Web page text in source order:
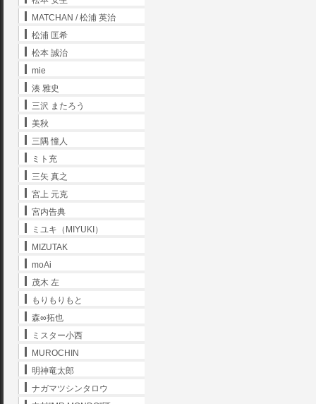
MATCHAN / 松浦 英治
松浦 匡希
松本 誠治
mie
湊 雅史
三沢 またろう
美秋
三隅 憧人
ミト充
三矢 真之
宮上 元克
宮内告典
ミユキ（MIYUKI）
MIZUTAK
moAi
茂木 左
もりもりもと
森∞拓也
ミスター小西
MUROCHIN
明神竜太郎
ナガマツシンタロウ